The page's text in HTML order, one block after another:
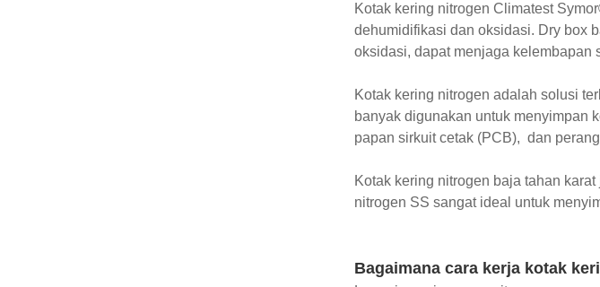
Kotak kering nitrogen Climatest
dehumidifikasi dan oksidasi. Dry box
oksidasi, dapat menjaga kelembapan
Kotak kering nitrogen adalah solusi
banyak digunakan untuk menyimpan
papan sirkuit cetak (PCB), dan
Kotak kering nitrogen baja tahan
nitrogen SS sangat ideal untuk
Bagaimana cara kerja kotak